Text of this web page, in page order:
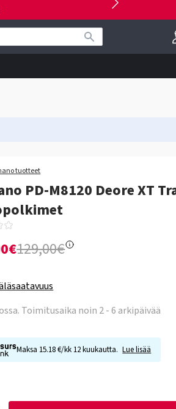
tuotteet
PD-M8120 Deore XT
129,00€
. Toimitusaika noin 2 - 6 arkipäivää
Maksa 15.18 €/kk 12 kuukautta. Lue lisää